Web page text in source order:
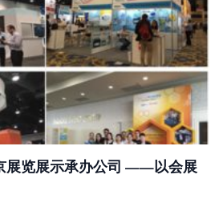
展览展示承办公司 ——以会展